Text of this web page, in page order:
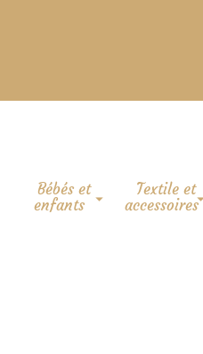
Bébés et
enfants
Textile et
accessoires